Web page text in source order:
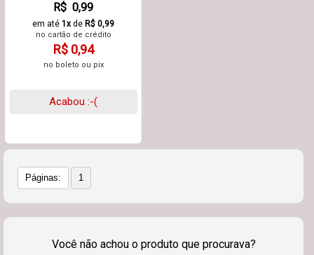
R$ 0,99
em até 1xde R$ 0,99
no cartão de crédito
R$ 0,94
no boleto ou pix
Acabou :-(
Páginas: 1
Você não achou o produto que procurava?